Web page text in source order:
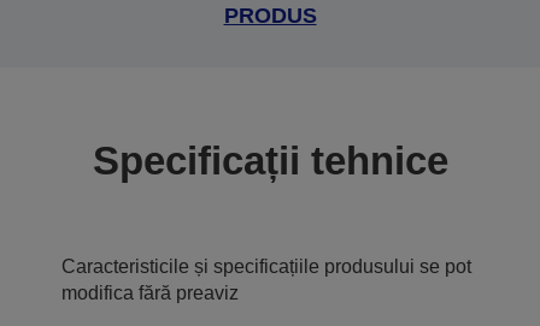
PRODUS
Specificații tehnice
Caracteristicile și specificațiile produsului se pot
modifica fără preaviz